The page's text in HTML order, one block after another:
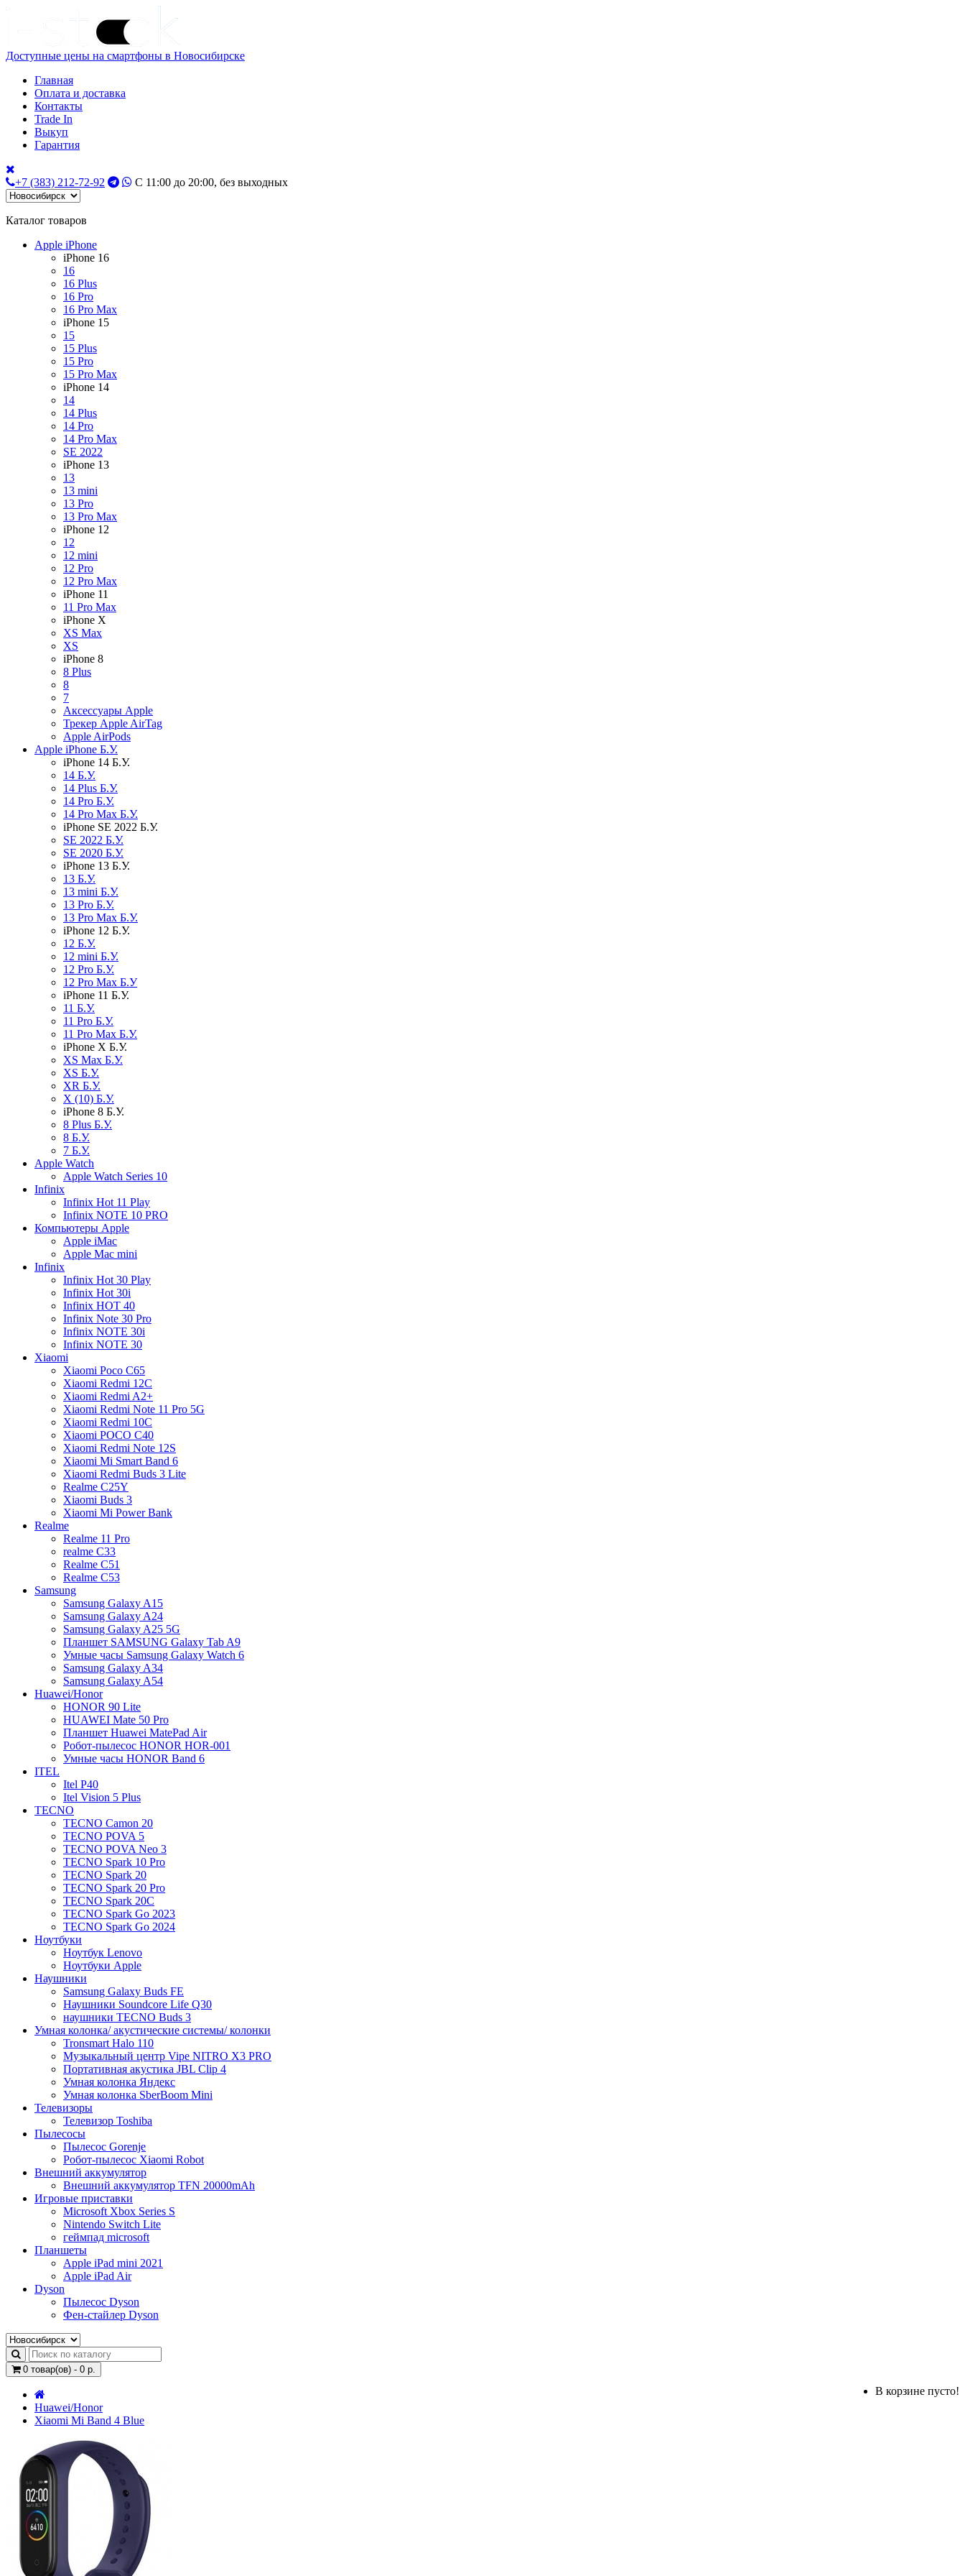
Доступные цены на смартфоны в Новосибирске
Главная
Оплата и доставка
Контакты
Trade In
Выкуп
Гарантия
+7 (383) 212-72-92 С 11:00 до 20:00, без выходных
Каталог товаров
Apple iPhone
iPhone 16
16
16 Plus
16 Pro
16 Pro Max
iPhone 15
15
15 Plus
15 Pro
15 Pro Max
iPhone 14
14
14 Plus
14 Pro
14 Pro Max
SE 2022
iPhone 13
13
13 mini
13 Pro
13 Pro Max
iPhone 12
12
12 mini
12 Pro
12 Pro Max
iPhone 11
11 Pro Max
iPhone X
XS Max
XS
iPhone 8
8 Plus
8
7
Аксессуары Apple
Трекер Apple AirTag
Apple AirPods
Apple iPhone Б.У.
iPhone 14 Б.У.
14 Б.У.
14 Plus Б.У.
14 Pro Б.У.
14 Pro Max Б.У.
iPhone SE 2022 Б.У.
SE 2022 Б.У.
SE 2020 Б.У.
iPhone 13 Б.У.
13 Б.У.
13 mini Б.У.
13 Pro Б.У.
13 Pro Max Б.У.
iPhone 12 Б.У.
12 Б.У.
12 mini Б.У.
12 Pro Б.У.
12 Pro Max Б.У
iPhone 11 Б.У.
11 Б.У.
11 Pro Б.У.
11 Pro Max Б.У.
iPhone X Б.У.
XS Max Б.У.
XS Б.У.
XR Б.У.
X (10) Б.У.
iPhone 8 Б.У.
8 Plus Б.У.
8 Б.У.
7 Б.У.
Apple Watch
Apple Watch Series 10
Infinix
Infinix Hot 11 Play
Infinix NOTE 10 PRO
Компьютеры Apple
Apple iMac
Apple Mac mini
Infinix
Infinix Hot 30 Play
Infinix Hot 30i
Infinix HOT 40
Infinix Note 30 Pro
Infinix NOTE 30i
Infinix NOTE 30
Xiaomi
Xiaomi Poco C65
Xiaomi Redmi 12C
Xiaomi Redmi A2+
Xiaomi Redmi Note 11 Pro 5G
Xiaomi Redmi 10C
Xiaomi POCO C40
Xiaomi Redmi Note 12S
Xiaomi Mi Smart Band 6
Xiaomi Redmi Buds 3 Lite
Realme C25Y
Xiaomi Buds 3
Xiaomi Mi Power Bank
Realme
Realme 11 Pro
realme C33
Realme C51
Realme C53
Samsung
Samsung Galaxy A15
Samsung Galaxy A24
Samsung Galaxy A25 5G
Планшет SAMSUNG Galaxy Tab A9
Умные часы Samsung Galaxy Watch 6
Samsung Galaxy A34
Samsung Galaxy A54
Huawei/Honor
HONOR 90 Lite
HUAWEI Mate 50 Pro
Планшет Huawei MatePad Air
Робот-пылесос HONOR HOR-001
Умные часы HONOR Band 6
ITEL
Itel P40
Itel Vision 5 Plus
TECNO
TECNO Camon 20
TECNO POVA 5
TECNO POVA Neo 3
TECNO Spark 10 Pro
TECNO Spark 20
TECNO Spark 20 Pro
TECNO Spark 20C
TECNO Spark Go 2023
TECNO Spark Go 2024
Ноутбуки
Ноутбук Lenovo
Ноутбуки Apple
Наушники
Samsung Galaxy Buds FE
Наушники Soundcore Life Q30
наушники TECNO Buds 3
Умная колонка/ акустические системы/ колонки
Tronsmart Halo 110
Музыкальный центр Vipe NITRO X3 PRO
Портативная акустика JBL Clip 4
Умная колонка Яндекс
Умная колонка SberBoom Mini
Телевизоры
Телевизор Toshiba
Пылесосы
Пылесос Gorenje
Робот-пылесос Xiaomi Robot
Внешний аккумулятор
Внешний аккумулятор TFN 20000mAh
Игровые приставки
Microsoft Xbox Series S
Nintendo Switch Lite
геймпад microsoft
Планшеты
Apple iPad mini 2021
Apple iPad Air
Dyson
Пылесос Dyson
Фен-стайлер Dyson
0 товар(ов) - 0 р.
В корзине пусто!
Huawei/Honor
Xiaomi Mi Band 4 Blue